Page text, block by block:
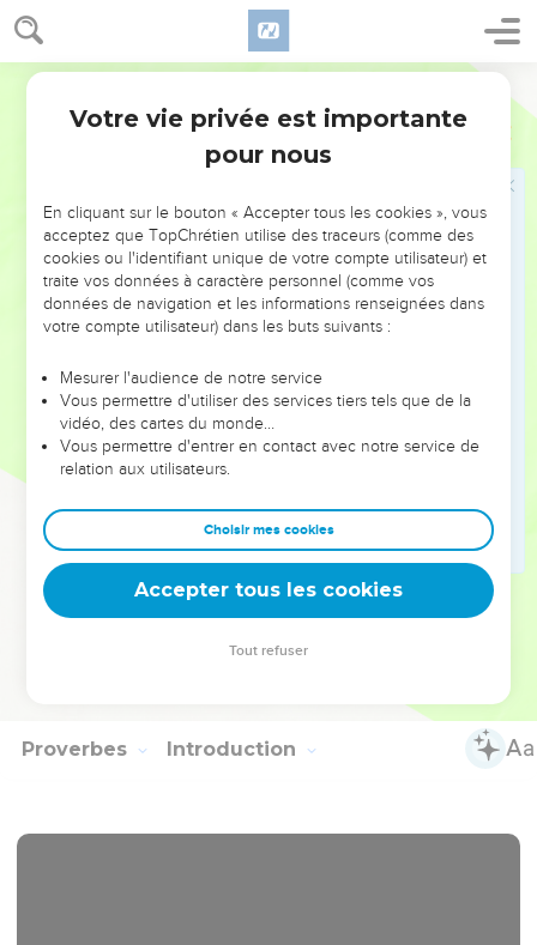
Psaumes 149
8 Pour lier leurs rois avec des chaînes, et leurs grands avec
des ceps de fer ;
Pour exercer sur eux le jugement qui est écrit. Cet honneur
est pour tous ses bien-aimés. Louez l'Éternel !
Seuls les Évangiles sont disponibles en vidéo pour le moment.
Acclamez le Seigneur
Louez l'Éternel ! Louez Dieu pour sa sainteté ; louez-le pour
cette étendue qu'a faite sa puissance !
Louez-le pour ses hauts faits ; louez-le selon la grandeur de
sa majesté !
Louez-le au son de la trompette ; louez-le avec la lyre et la
harpe !
Louez-le avec le tambourin et les danses ; louez-le avec les
instruments à cordes et la flûte !
Proverbes Introduction
Votre vie privée est importante
pour nous
En cliquant sur le bouton « Accepter tous les cookies », vous
acceptez que TopChrétien utilise des traceurs (comme des
cookies ou l'identifiant unique de votre compte utilisateur) et
traite vos données à caractère personnel (comme vos
données de navigation et les informations renseignées dans
votre compte utilisateur) dans les buts suivants :
Mesurer l'audience de notre service
Vous permettre d'utiliser des services tiers tels que de la
vidéo, des cartes du monde…
Vous permettre d'entrer en contact avec notre service de
relation aux utilisateurs.
Choisir mes cookies
Accepter tous les cookies
Tout refuser